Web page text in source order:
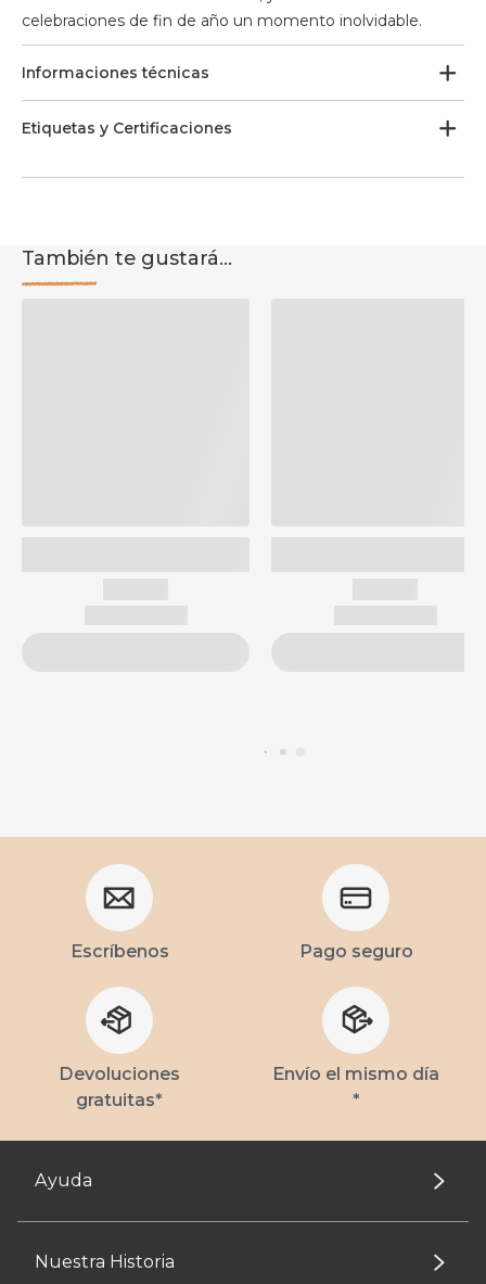
celebraciones de fin de año un momento inolvidable.
Informaciones técnicas
Etiquetas y Certificaciones
También te gustará...
Escríbenos Pago seguro
Devoluciones
gratuitas*
Envío el mismo día
*
Ayuda
Nuestra Historia